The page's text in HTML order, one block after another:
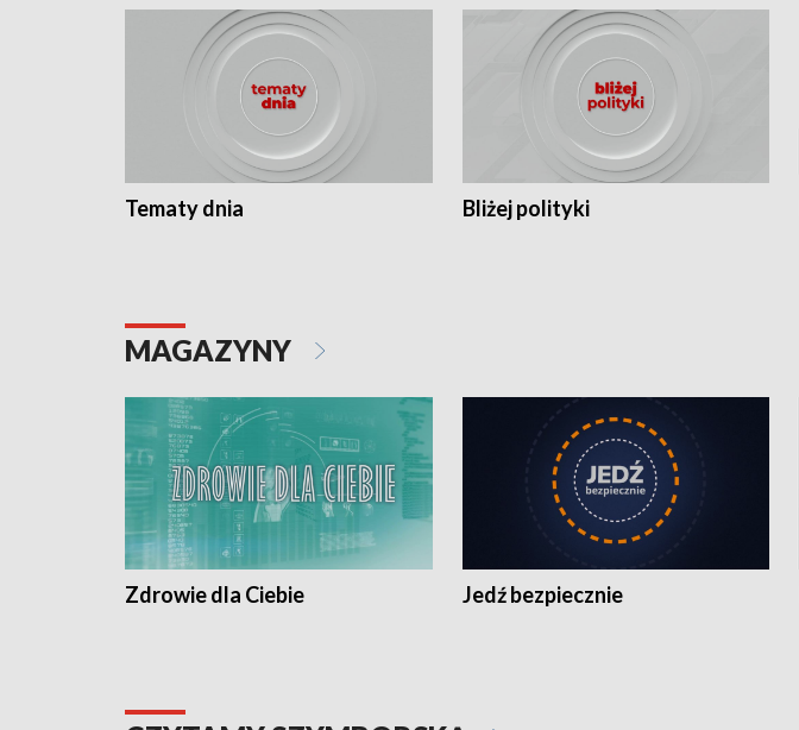
Tematy dnia Bliżej polityki
MAGAZYNY
Zdrowie dla Ciebie Jedź bezpiecznie